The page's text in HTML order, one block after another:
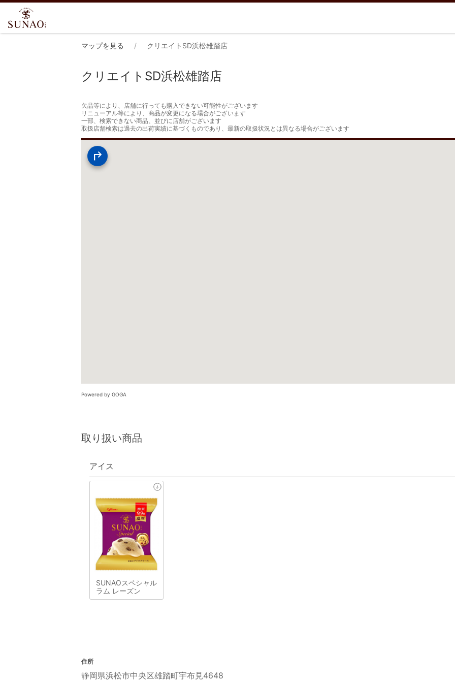
マップを見る クリエイトSD浜松雄踏店
クリエイトSD浜松雄踏店
欠品等により、店舗に行っても購入できない可能性がございます
リニューアル等により、商品が変更になる場合がございます
一部、検索できない商品、並びに店舗がございます
取扱店舗検索は過去の出荷実績に基づくものであり、最新の取扱状況とは異なる場合がございます
Powered by GOGA
取り扱い商品
アイス
SUNAOスペシャル
ラム レーズン
住所
静岡県浜松市中央区雄踏町宇布見4648